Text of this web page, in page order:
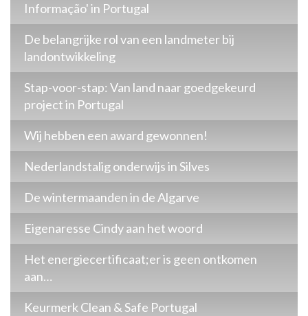
Informação' in Portugal
De belangrijke rol van een landmeter bij
landontwikkeling
Stap-voor-stap: Van land naar goedgekeurd
project in Portugal
Wij hebben een award gewonnen!
Nederlandstalig onderwijs in Silves
De wintermaanden in de Algarve
Eigenaresse Cindy aan het woord
Het energiecertificaat;er is geen ontkomen
aan…
Keurmerk Clean & Safe Portugal